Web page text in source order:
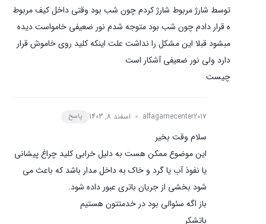
توسط شارژ مربوط شارژ کردم چون شب بود وقتی داخل کیف مربوط
ه قرار‌ دادم چون ‌شب بود متوجه شدم نور ضعیفی خامواست دیده
مبشود قبلا این مشکل را نداشت علت اینکه کلید روی خاموش قرار
دارد ولی نور ضعیفی آشکار است
چیست
alfagamecenter2017 اسفند 8, 1403 پاسخ
سلام وقت بخیر
این موضوع ممکن هست به دلیل خرابی کلید چراغ پیشانی
یا نفوذ آب یا گرد و خاک به داخل مدار باشد که باعث می
شود بخشی از جریان باتری عبور داده شود.
باز اگه سئوالی بود در خدمتتون هستیم
باتشکر